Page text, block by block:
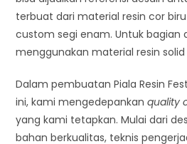
terbuat dari material resin cor
custom segi enam. Untuk bagian
menggunakan material resin
Dalam pembuatan Piala Resin
ini, kami mengedepankanquality
yang kami tetapkan. Mulai dari
bahan berkualitas, teknis